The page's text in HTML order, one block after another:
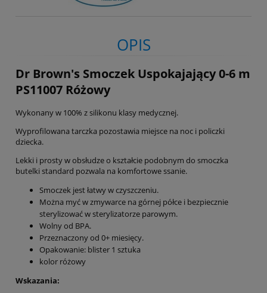
OPIS
Dr Brown's Smoczek Uspokajający 0-6 m
PS11007 Różowy
Wykonany w 100% z silikonu klasy medycznej.
Wyprofilowana tarczka pozostawia miejsce na noc i policzki
dziecka.
Lekki i prosty w obsłudze o kształcie podobnym do smoczka
butelki standard pozwala na komfortowe ssanie.
Smoczek jest łatwy w czyszczeniu.
Można myć w zmywarce na górnej półce i bezpiecznie
sterylizować w sterylizatorze parowym.
Wolny od BPA.
Przeznaczony od 0+ miesięcy.
Opakowanie: blister 1 sztuka
kolor różowy
Wskazania: